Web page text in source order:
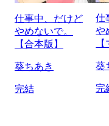
仕事中、だけど
やめないで。
【合本版】
葵ちあき
完結
仕
や
葵
完